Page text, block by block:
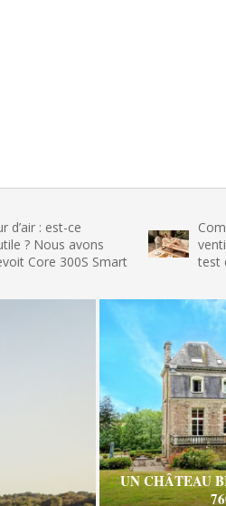
ce
avons
Smart
Comment bien
ventilateur ?
test du Duux
UN CHÂTEAU